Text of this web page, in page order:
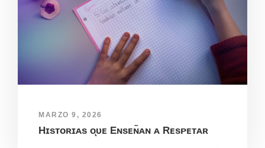
MARZO 9, 2026
Hɪsᴛᴏʀɪᴀs ᴏ̨ᴜᴇ Eɴsᴇɴ̃ᴀɴ ᴀ Rᴇsᴘᴇᴛᴀʀ